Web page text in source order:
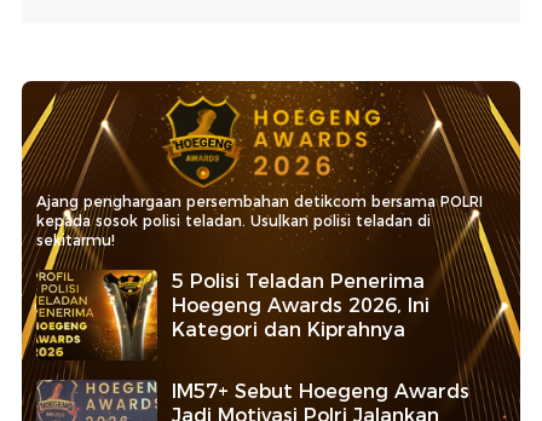
Ajang penghargaan persembahan detikcom bersama POLRI
kepada sosok polisi teladan. Usulkan polisi teladan di
sekitarmu!
5 Polisi Teladan Penerima
Hoegeng Awards 2026, Ini
Kategori dan Kiprahnya
IM57+ Sebut Hoegeng Awards
Jadi Motivasi Polri Jalankan